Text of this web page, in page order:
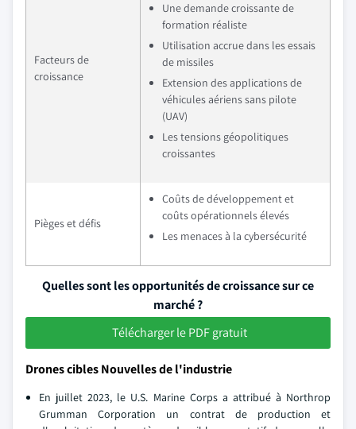
Facteurs de
croissance
Une demande croissante de
formation réaliste
Utilisation accrue dans les essais
de missiles
Extension des applications de
véhicules aériens sans pilote
(UAV)
Les tensions géopolitiques
croissantes
Pièges et défis
Coûts de développement et
coûts opérationnels élevés
Les menaces à la cybersécurité
Quelles sont les opportunités de croissance sur ce
marché ?
Télécharger le PDF gratuit
Drones cibles Nouvelles de l'industrie
En juillet 2023, le U.S. Marine Corps a attribué à Northrop
Grumman Corporation un contrat de production et